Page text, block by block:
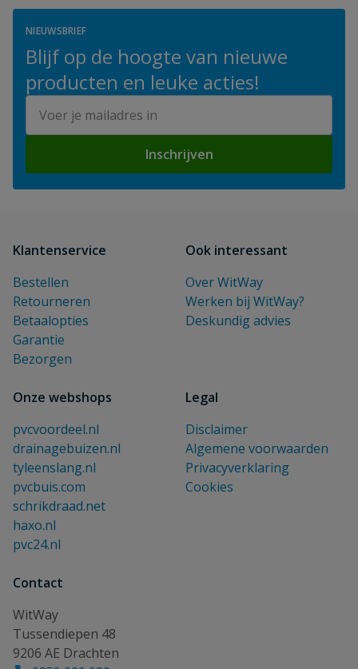
NIEUWSBRIEF
Blijf op de hoogte van nieuwe
producten en leuke acties!
Inschrijven
Klantenservice
Bestellen
Retourneren
Betaalopties
Garantie
Bezorgen
Ook interessant
Over WitWay
Werken bij WitWay?
Deskundig advies
Onze webshops
pvcvoordeel.nl
drainagebuizen.nl
tyleenslang.nl
pvcbuis.com
schrikdraad.net
haxo.nl
pvc24.nl
Legal
Disclaimer
Algemene voorwaarden
Privacyverklaring
Cookies
Contact
WitWay
Tussendiepen 48
9206 AE Drachten